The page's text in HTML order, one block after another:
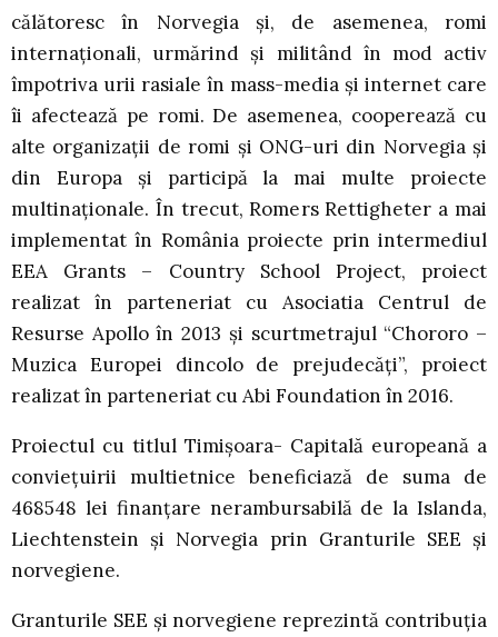
călătoresc în Norvegia și, de asemenea, romi
internaționali, urmărind și militând în mod activ
împotriva urii rasiale în mass-media și internet care
îi afectează pe romi. De asemenea, cooperează cu
alte organizații de romi și ONG-uri din Norvegia și
din Europa și participă la mai multe proiecte
multinaționale. În trecut, Romers Rettigheter a mai
implementat în România proiecte prin intermediul
EEA Grants – Country School Project, proiect
realizat în parteneriat cu Asociatia Centrul de
Resurse Apollo în 2013 și scurtmetrajul “Chororo –
Muzica Europei dincolo de prejudecăți”, proiect
realizat în parteneriat cu Abi Foundation în 2016.
Proiectul cu titlul Timișoara- Capitală europeană a
conviețuirii multietnice beneficiază de suma de
468548 lei finanțare nerambursabilă de la Islanda,
Liechtenstein și Norvegia prin Granturile SEE și
norvegiene.
Granturile SEE și norvegiene reprezintă contribuția